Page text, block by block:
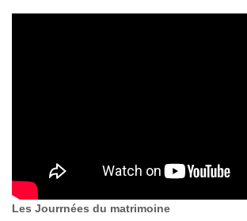
Les Jourrnées du matrimoine